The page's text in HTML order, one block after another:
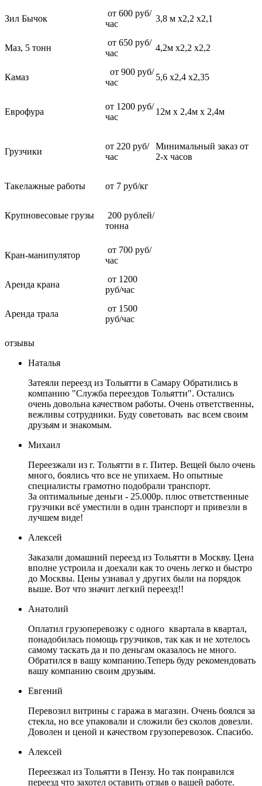
Зил Бычок
от 600 руб/
час
3,8 м х2,2 х2,1
Маз, 5 тонн
от 650 руб/
час
4,2м х2,2 х2,2
Камаз
от 900 руб/
час
5,6 х2,4 х2,35
Еврофура
от 1200 руб/
час
12м х 2,4м х 2,4м
Грузчики
от 220 руб/
час
Минимальный заказ от
2-х часов
Такелажные работы от 7 руб/кг
Крупновесовые грузы
200 рублей/
тонна
Кран-манипулятор
от 700 руб/
час
Аренда крана
от 1200
руб/час
Аренда трала
от 1500
руб/час
отзывы
Наталья
Затеяли переезд из Тольятти в Самару Обратились в
компанию "Служба переездов Тольятти". Остались
очень довольна качеством работы. Очень ответственны,
вежливы сотрудники. Буду советовать вас всем своим
друзьям и знакомым.
Михаил
Переезжали из г. Тольятти в г. Питер. Вещей было очень
много, боялись что все не упихаем. Но опытные
специалисты грамотно подобрали транспорт.
За оптимальные деньги - 25.000р. плюс ответственные
грузчики всё уместили в один транспорт и привезли в
лучшем виде!
Алексей
Заказали домашний переезд из Тольятти в Москву. Цена
вполне устроила и доехали как то очень легко и быстро
до Москвы. Цены узнавал у других были на порядок
выше. Вот что значит легкий переезд!!
Анатолий
Оплатил грузоперевозку с одного квартала в квартал,
понадобилась помощь грузчиков, так как и не хотелось
самому таскать да и по деньгам оказалось не много.
Обратился в вашу компанию.Теперь буду рекомендовать
вашу компанию своим друзьям.
Евгений
Перевозил витрины с гаража в магазин. Очень боялся за
стекла, но все упаковали и сложили без сколов довезли.
Доволен и ценой и качеством грузоперевозок. Спасибо.
Алексей
Переезжал из Тольятти в Пензу. Но так понравился
переезд что захотел оставить отзыв о вашей работе.